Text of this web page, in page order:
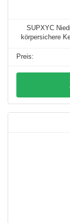
SUPXYC
körpersichere